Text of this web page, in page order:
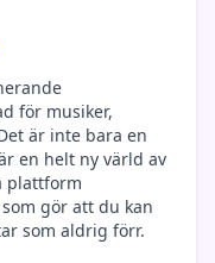
för musiker,
är inte bara en
en helt ny värld av
plattform
gör att du kan
som aldrig förr.